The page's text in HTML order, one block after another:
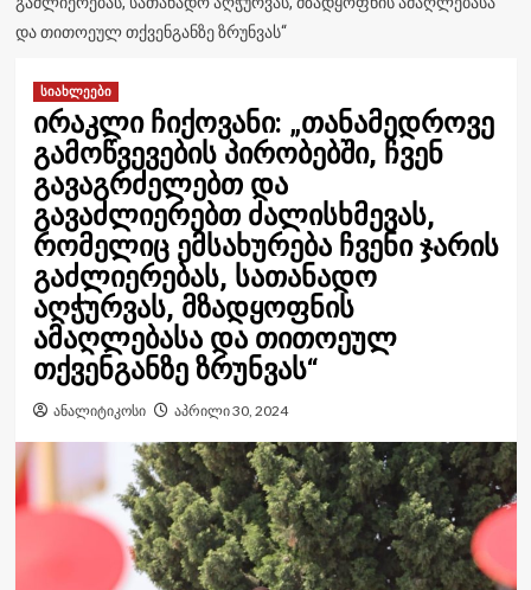
ᲓᲐ ᲗᲘᲗᲝᲔᲣᲚ ᲗᲥᲕᲔᲜᲒᲐᲜᲖᲔ ᲖᲠᲣᲜᲕᲐᲡ“
სიახლეები
ირაკლი ჩიქოვანი: „თანამედროვე
გამოწვევების პირობებში, ჩვენ
გავაგრძელებთ და
გავაძლიერებთ ძალისხმევას,
რომელიც ემსახურება ჩვენი ჯარის
გაძლიერებას, სათანადო
აღჭურვას, მზადყოფნის
ამაღლებასა და თითოეულ
თქვენგანზე ზრუნვას“
ანალიტიკოსი აპრილი 30, 2024